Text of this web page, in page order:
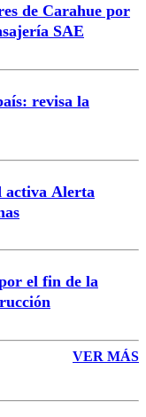
de Carahue por
SAE
revisa la
activa Alerta
el fin de la
VER MÁS